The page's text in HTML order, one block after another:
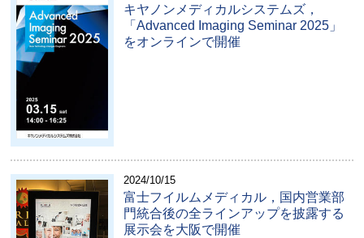
キヤノンメディカルシステムズ，
「Advanced Imaging Seminar 2025」
をオンラインで開催
2024/10/15
富士フイルムメディカル，国内営業部
門統合後の全ラインアップを披露する
展示会を大阪で開催